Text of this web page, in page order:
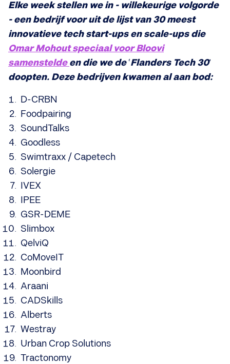
Elke week stellen we in - willekeurige volgorde
- een bedrijf voor uit de lijst van 30 meest
innovatieve tech start-ups en scale-ups die
Omar Mohout speciaal voor Bloovi
samensteldeen die we de‘Flanders Tech 30’
doopten. Deze bedrijven kwamen al aan bod:
D-CRBN
Foodpairing
SoundTalks
Goodless
Swimtraxx / Capetech
Solergie
IVEX
IPEE
GSR-DEME
Slimbox
QelviQ
CoMoveIT
Moonbird
Araani
CADSkills
Alberts
Westray
Urban Crop Solutions
Tractonomy